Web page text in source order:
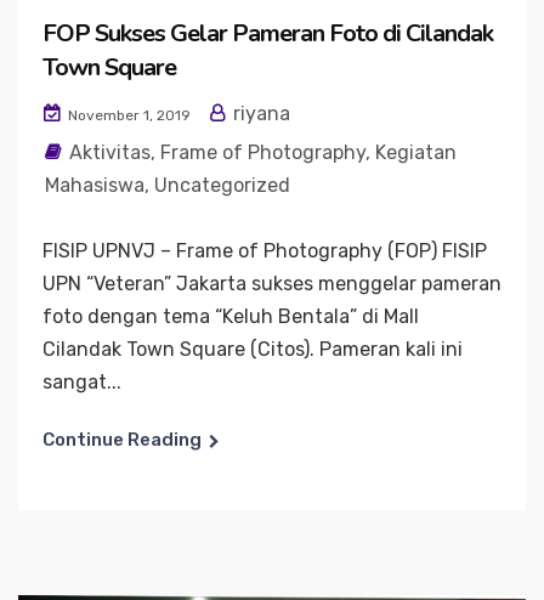
FOP Sukses Gelar Pameran Foto di Cilandak
Town Square
November 1, 2019
riyana
Aktivitas, Frame of Photography, Kegiatan
Mahasiswa, Uncategorized
FISIP UPNVJ – Frame of Photography (FOP) FISIP
UPN “Veteran” Jakarta sukses menggelar pameran
foto dengan tema “Keluh Bentala” di Mall
Cilandak Town Square (Citos). Pameran kali ini
sangat...
Continue Reading